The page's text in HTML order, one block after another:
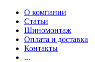
О компании
Статьи
Шиномонтаж
Оплата и доставка
Контакты
...